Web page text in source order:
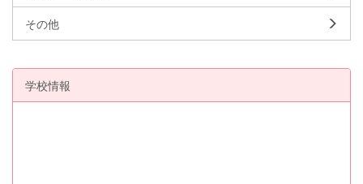
その他
学校情報